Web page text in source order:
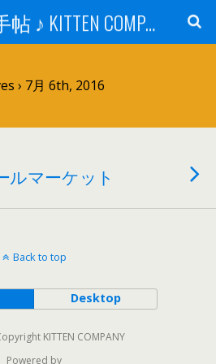
はなうた手帖 ♪ KITTEN COMPANY
› 7月 6th, 2016
ルマーケット
Back to top
Desktop
KITTEN COMPANY
Powered by